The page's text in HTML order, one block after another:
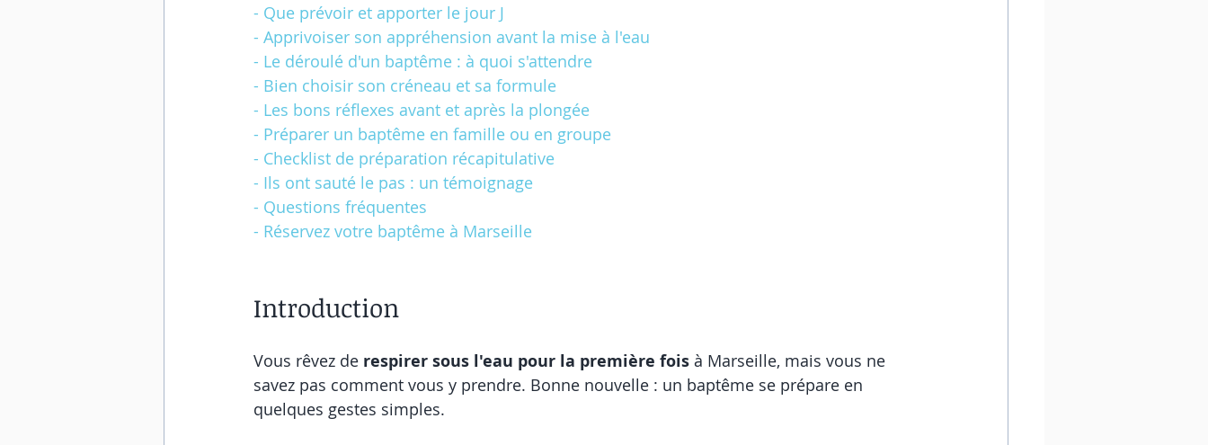
- Que prévoir et apporter le jour J
- Apprivoiser son appréhension avant la mise à l'eau
- Le déroulé d'un baptême : à quoi s'attendre
- Bien choisir son créneau et sa formule
- Les bons réflexes avant et après la plongée
- Préparer un baptême en famille ou en groupe
- Checklist de préparation récapitulative
- Ils ont sauté le pas : un témoignage
- Questions fréquentes
- Réservez votre baptême à Marseille
Introduction
Vous rêvez de respirer sous l'eau pour la première fois à Marseille, mais vous ne
savez pas comment vous y prendre. Bonne nouvelle : un baptême se prépare en
quelques gestes simples.